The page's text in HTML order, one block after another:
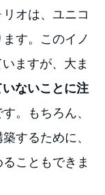
オは、ユニコ
す。このイノ
ますが、大ま
ないことに注
。もちろん、
するために、
こともできま